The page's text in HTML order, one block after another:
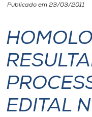
Unoesc
Internacionalização
I.nova
Diplomados
Publicado em 23/03/2011
EDITAL